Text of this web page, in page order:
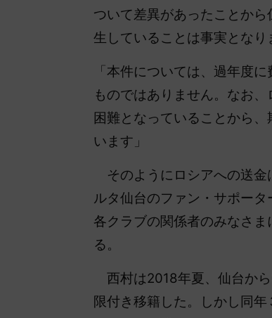
ついて差異があったことか
生していることは事実となり
「本件については、過年度
ものではありません。なお
困難となっていることから
います」
そのようにロシアへの送金
ルタ仙台のファン・サポー
各クラブの関係者のみなさ
る。
西村は2018年夏、仙台か
限付き移籍した。しかし同